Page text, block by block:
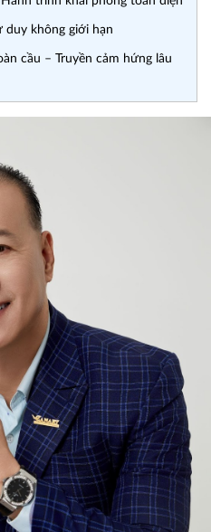
duy không giới hạn
cầu – Truyền cảm hứng lâu